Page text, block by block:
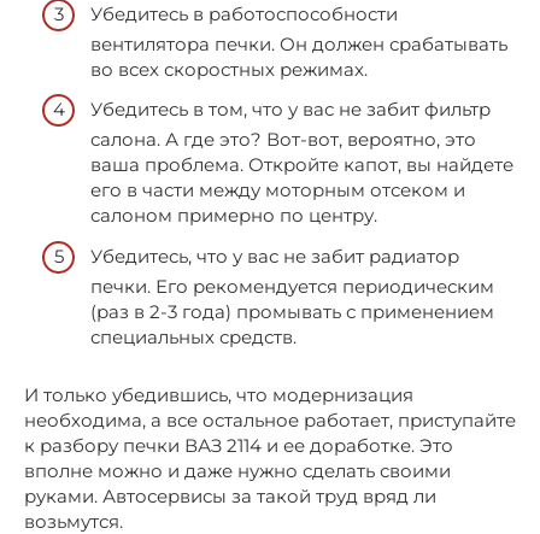
Убедитесь в работоспособности
вентилятора печки. Он должен срабатывать
во всех скоростных режимах.
Убедитесь в том, что у вас не забит фильтр
салона. А где это? Вот-вот, вероятно, это
ваша проблема. Откройте капот, вы найдете
его в части между моторным отсеком и
салоном примерно по центру.
Убедитесь, что у вас не забит радиатор
печки. Его рекомендуется периодическим
(раз в 2-3 года) промывать с применением
специальных средств.
И только убедившись, что модернизация
необходима, а все остальное работает, приступайте
к разбору печки ВАЗ 2114 и ее доработке. Это
вполне можно и даже нужно сделать своими
руками. Автосервисы за такой труд вряд ли
возьмутся.